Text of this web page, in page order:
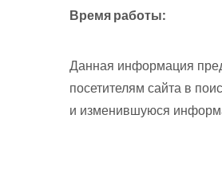
Время работы:
Данная информация
посетителям сайта в
и изменившуюся